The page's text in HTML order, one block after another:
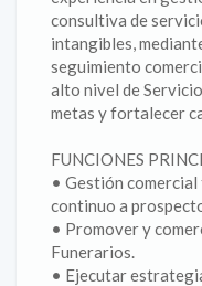
consultiva de
intangibles,
seguimiento
alto nivel de
metas y fortalecer
FUNCIONES
• Gestión
continuo a
• Promover y
Funerarios.
• Ejecutar